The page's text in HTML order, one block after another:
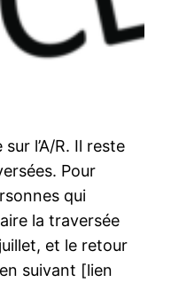
l’A/R. Il reste
Pour
qui
la traversée
et le retour
suivant [lien